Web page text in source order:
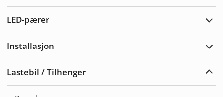
LED-pærer
Utvid
Installasjon
Utvid
Lastebil / Tilhenger
Utvid